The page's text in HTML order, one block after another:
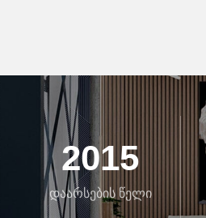
2015
დაარსების წელი